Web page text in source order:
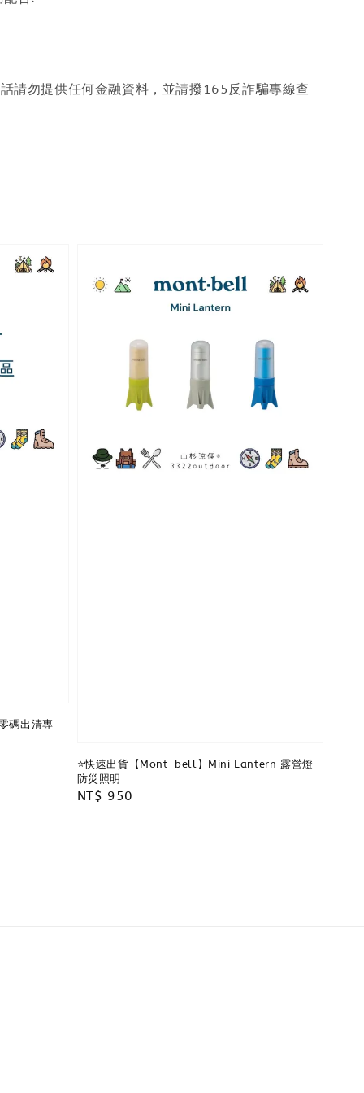
請勿提供任何金融資料，並請撥165反詐騙專線查
碼出清專
⭐️快速出貨【Mont-bell】Mini Lantern 露營燈
防災照明
Regular
NT$ 950